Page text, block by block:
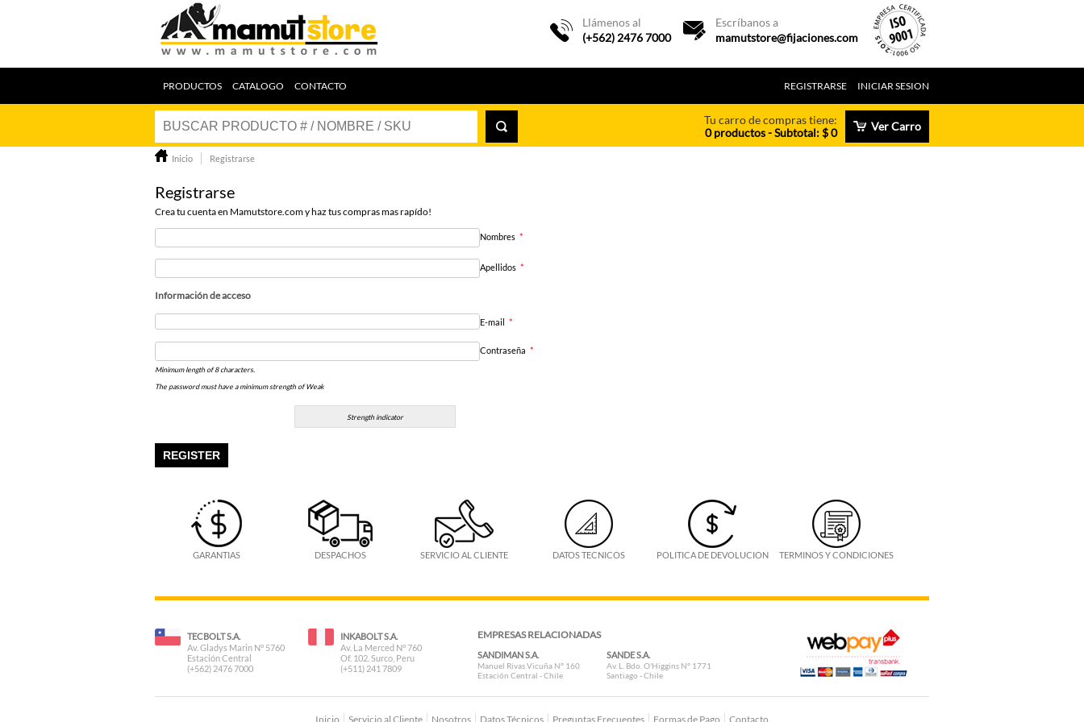
Llámenos al
(+562) 2476 7000
Escríbanos a
mamutstore@fijaciones.com
REGISTRARSE INICIAR SESION
PRODUCTOS CATALOGO CONTACTO
Ver Carro
Tu carro de compras tiene:
0 productos - Subtotal: $ 0
Inicio Registrarse
Registrarse
Crea tu cuenta en Mamutstore.com y haz tus compras mas rapído!
Nombres *
Apellidos *
Información de acceso
E-mail *
Contraseña *
Minimum length of 8 characters.
The password must have a minimum strength of Weak
Strength indicator
GARANTIAS DESPACHOS SERVICIO AL CLIENTE DATOS TECNICOS POLITICA DE DEVOLUCION TERMINOS Y CONDICIONES
TECBOLT S.A.
Av. Gladys Marin N° 5760
Estación Central
(+562) 2476 7000
INKABOLT S.A.
Av. La Merced N° 760
Of. 102. Surco, Peru
(+511) 241 7809
EMPRESAS RELACIONADAS
SANDIMAN S.A.
Manuel Rivas Vicuña N° 160
Estación Central - Chile
SANDE S.A.
Av. L. Bdo. O'Higgins N° 1771
Santiago - Chile
Inicio Servicio al Cliente Nosotros Datos Técnicos Preguntas Frecuentes Formas de Pago Contacto